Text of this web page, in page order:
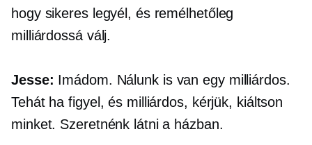
hogy sikeres legyél, és remélhetőleg
milliárdossá válj.
Jesse: Imádom. Nálunk is van egy milliárdos.
Tehát ha figyel, és milliárdos, kérjük, kiáltson
minket. Szeretnénk látni a házban.